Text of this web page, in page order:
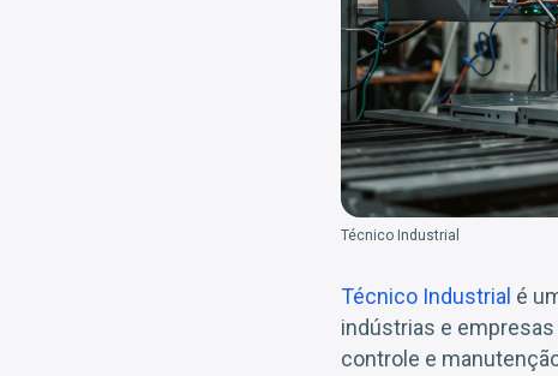
Técnico Industrial
Técnico Industrial é
indústrias e
controle e